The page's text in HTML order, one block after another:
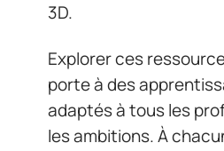
3D.
Explorer ces
porte à des
adaptés à tous les
les ambitions. À